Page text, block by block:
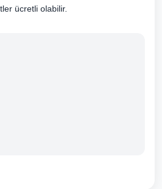
ücretli olabilir.